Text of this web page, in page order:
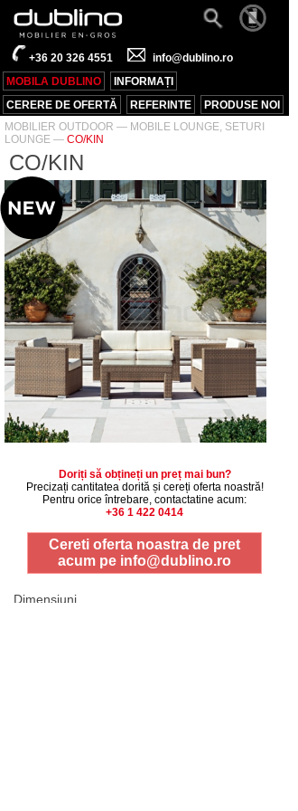
+36 20 326 4551
info@dublino.ro
MOBILA DUBLINO
INFORMAȚI
CERERE DE OFERTĂ
REFERINTE
PRODUSE NOI
MOBILIER OUTDOOR — MOBILE LOUNGE, SETURI
LOUNGE — CO/KIN
CO/KIN
Doriți să obțineți un preț mai bun?
Precizați cantitatea dorită și cereți oferta noastră!
Pentru orice întrebare, contactatine acum:
+36 1 422 0414
Cereti oferta noastra de pret
acum pe info@dublino.ro
Dimensiuni